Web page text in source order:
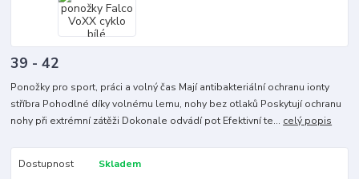
39 - 42
Ponožky pro sport, práci a volný čas Mají antibakteriální ochranu ionty
stříbra Pohodlné díky volnému lemu, nohy bez otlaků Poskytují ochranu
nohy při extrémní zátěži Dokonale odvádí pot Efektivní te... celý popis
Dostupnost
Skladem